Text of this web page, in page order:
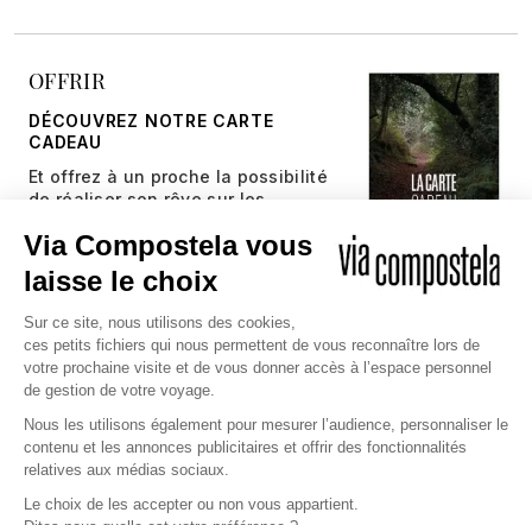
OFFRIR
DÉCOUVREZ NOTRE CARTE
CADEAU
Et offrez à un proche la possibilité
de réaliser son rêve sur les
JE DÉCOUVRE
Copyright © 2026 Via Compostela